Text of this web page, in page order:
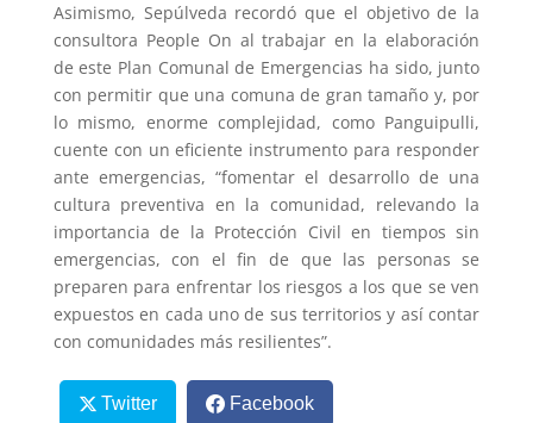
Asimismo, Sepúlveda recordó que el objetivo de la
consultora People On al trabajar en la elaboración
de este Plan Comunal de Emergencias ha sido, junto
con permitir que una comuna de gran tamaño y, por
lo mismo, enorme complejidad, como Panguipulli,
cuente con un eficiente instrumento para responder
ante emergencias, “fomentar el desarrollo de una
cultura preventiva en la comunidad, relevando la
importancia de la Protección Civil en tiempos sin
emergencias, con el fin de que las personas se
preparen para enfrentar los riesgos a los que se ven
expuestos en cada uno de sus territorios y así contar
con comunidades más resilientes”.
Twitter Facebook